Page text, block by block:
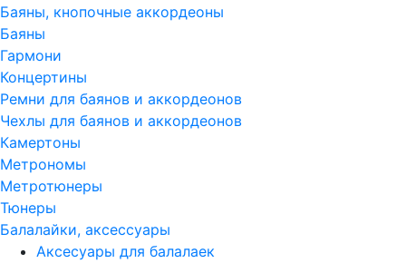
Баяны, кнопочные аккордеоны
Баяны
Гармони
Концертины
Ремни для баянов и аккордеонов
Чехлы для баянов и аккордеонов
Камертоны
Метрономы
Метротюнеры
Тюнеры
Балалайки, аксессуары
Аксесуары для балалаек